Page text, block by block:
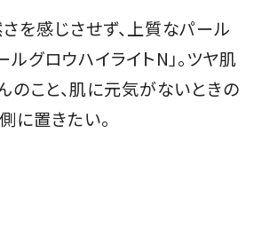
を感じさせず、上質なパール
ルグロウハイライトN」。ツヤ肌
のこと、肌に元気がないときの
に置きたい。